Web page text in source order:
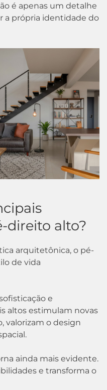
é apenas um detalhe
a própria identidade do
direito alto?
arquitetônica, o pé-
de vida
e
altos estimulam novas
valorizam o design
ainda mais evidente.
e transforma o